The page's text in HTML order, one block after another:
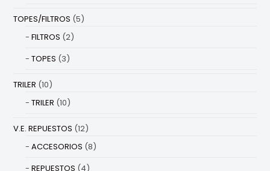
TOPES/FILTROS (5)
FILTROS (2)
TOPES (3)
TRILER (10)
TRILER (10)
V.E. REPUESTOS (12)
ACCESORIOS (8)
REPUESTOS (4)